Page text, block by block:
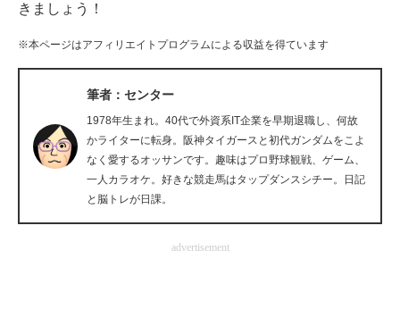
経営リーダーのコミュニティ
マーケ×ITの今がよく分かる
ITエンジニア向け専門サイト
企業向けIT製品の総合サイト
IT製品の技術・比較・事例
製造業のIT導入・活用を支援
きましょう！
※本ページはアフィリエイトプログラムによる収益を得ています
筆者：センター
1978年生まれ。40代で外資系IT企業を早期退職し、何故
かライターに転身。阪神タイガースと初代ガンダムをこよ
なく愛するオッサンです。趣味はプロ野球観戦、ゲーム、
一人カラオケ。好きな競走馬はタップダンスシチー。日記
と脳トレが日課。
advertisement